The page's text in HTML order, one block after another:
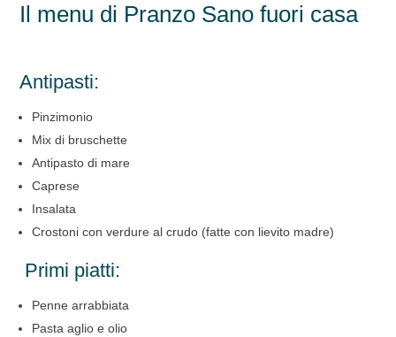
Il menu di Pranzo Sano fuori casa
Antipasti:
Pinzimonio
Mix di bruschette
Antipasto di mare
Caprese
Insalata
Crostoni con verdure al crudo (fatte con lievito madre)
Primi piatti:
Penne arrabbiata
Pasta aglio e olio